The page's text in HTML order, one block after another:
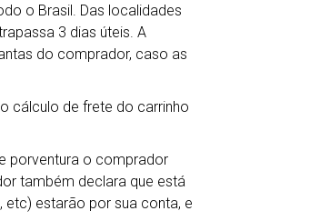
o Brasil. Das localidades
3 dias úteis. A
do comprador, caso as
cálculo de frete do carrinho
porventura o comprador
também declara que está
estarão por sua conta, e